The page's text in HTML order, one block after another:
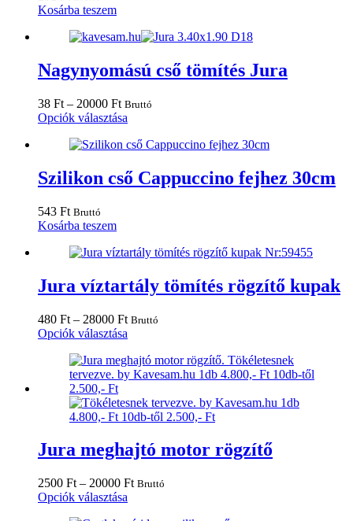
Kosárba teszem
Nagynyomású cső tömítés Jura
38 Ft – 20000 FtÁrtartomány:
38 Ft
20000 Ft
Bruttó
Opciók választása
terméknek
variációja
van.
termékoldalon
választhatók
Szilikon cső Cappuccino fejhez 30cm
543 Ft Bruttó
Kosárba teszem
Jura víztartály tömítés rögzítő kupak
480 Ft – 28000 FtÁrtartomány:
28000 Ft
Bruttó
Opciók választása
terméknek
több
van.
A
a
termékoldalon
ki
Jura meghajtó motor rögzítő
2500 Ft – 20000 FtÁrtartomány:
Bruttó
Opciók választása